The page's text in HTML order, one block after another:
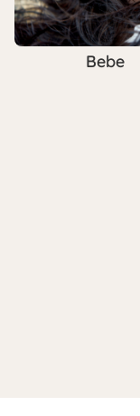
Bebe